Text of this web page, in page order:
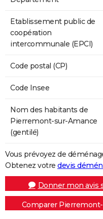
Etablissement public de
coopération
intercommunale (EPCI)
Code postal (CP)
Code Insee
Nom des habitants de
Pierremont-sur-Amance
(gentilé)
Vous prévoyez de
Obtenez votre devis
Donner mon avis
Comparer Pierremont-